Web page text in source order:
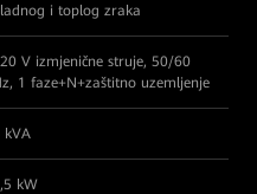
i toplog zraka
V izmjenične struje, 50/60
1 faze+N+zaštitno uzemljenje
kVA
kW